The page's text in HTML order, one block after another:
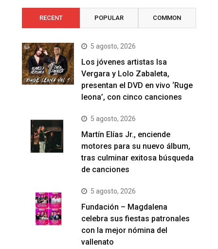
RECENT POPULAR COMMON
5 agosto, 2026
Los jóvenes artistas Isa
Vergara y Lolo Zabaleta,
presentan el DVD en vivo ‘Ruge
leona’, con cinco canciones
5 agosto, 2026
Martín Elías Jr., enciende
motores para su nuevo álbum,
tras culminar exitosa búsqueda
de canciones
5 agosto, 2026
Fundación – Magdalena
celebra sus fiestas patronales
con la mejor nómina del
vallenato